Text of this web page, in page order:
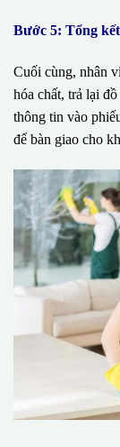
Bước 5: Tổng
Cuối cùng, nhân
hóa chất, trả lại
thông tin vào
để bàn giao cho